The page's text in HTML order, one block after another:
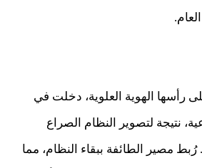
رأسها الهوية العلوية، دخلت في
نتيجة لتصوير النظام الصراع
مصير الطائفة ببقاء النظام، مما